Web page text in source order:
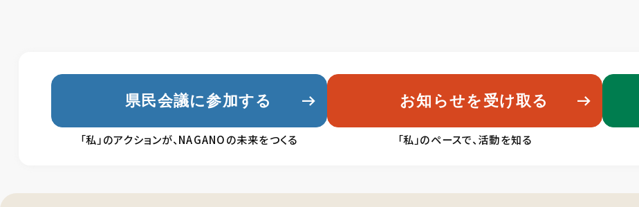
県民会議に参加する
「私」のアクションが、NAGANOの未来をつくる
お知らせを受け取る
「私」のペースで、活動を知る